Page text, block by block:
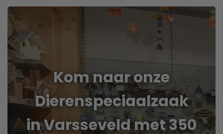
Kom naar onze
Dierenspeciaalzaak
in Varsseveld met 350